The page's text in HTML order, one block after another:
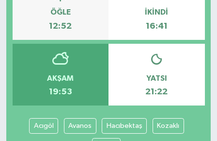
ÖĞLE
12:52
İKINDI
16:41
AKŞAM
19:53
YATSI
21:22
Acıgöl Avanos Hacıbektaş Kozaklı